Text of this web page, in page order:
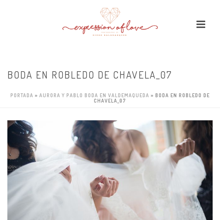
BODA EN ROBLEDO DE CHAVELA_07
PORTADA » AURORA Y PABLO BODA EN VALDEMAQUEDA » BODA EN ROBLEDO DE
CHAVELA_07